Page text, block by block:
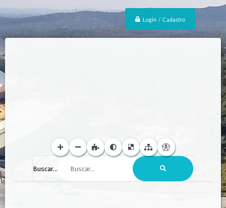
Login / Cadastro
Buscar...